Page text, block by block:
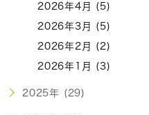
2026年4月 (5)
2026年3月 (5)
2026年2月 (2)
2026年1月 (3)
2025年 (29)